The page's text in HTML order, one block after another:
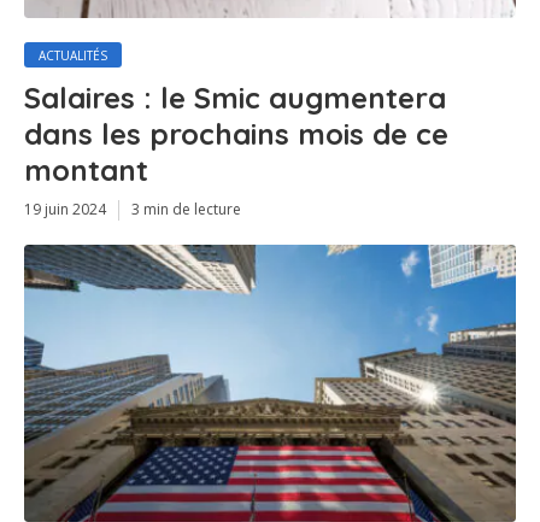
ACTUALITÉS
Salaires : le Smic augmentera
dans les prochains mois de ce
montant
19 juin 2024 3 min de lecture